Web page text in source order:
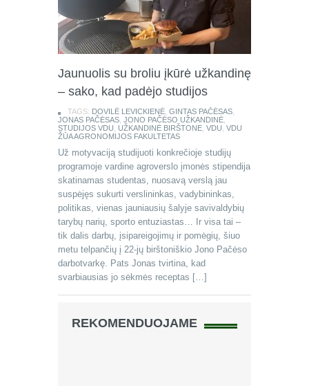
Jaunuolis su broliu įkūrė užkandinę
– sako, kad padėjo studijos
TAGS: DOVILĖ LEVICKIENĖ GINTAS PAČĖSAS
JONAS PAČĖSAS JONO PAČĖSO UŽKANDINĖ
STUDIJOS VDU
UŽKANDINĖ BIRŠTONE VDU VDU
ŽŪA AGRONOMIJOS FAKULTETAS
Už motyvaciją studijuoti konkrečioje studijų
programoje vardine agroverslo įmonės stipendija
skatinamas studentas, nuosavą verslą jau
suspėjęs sukurti verslininkas, vadybininkas,
politikas, vienas jauniausių šalyje savivaldybių
tarybų narių, sporto entuziastas… Ir visa tai –
tik dalis darbų, įsipareigojimų ir pomėgių, šiuo
metu telpančių į 22-jų birštoniškio Jono Pačėso
darbotvarkę. Pats Jonas tvirtina, kad
svarbiausias jo sėkmės receptas […]
REKOMENDUOJAME